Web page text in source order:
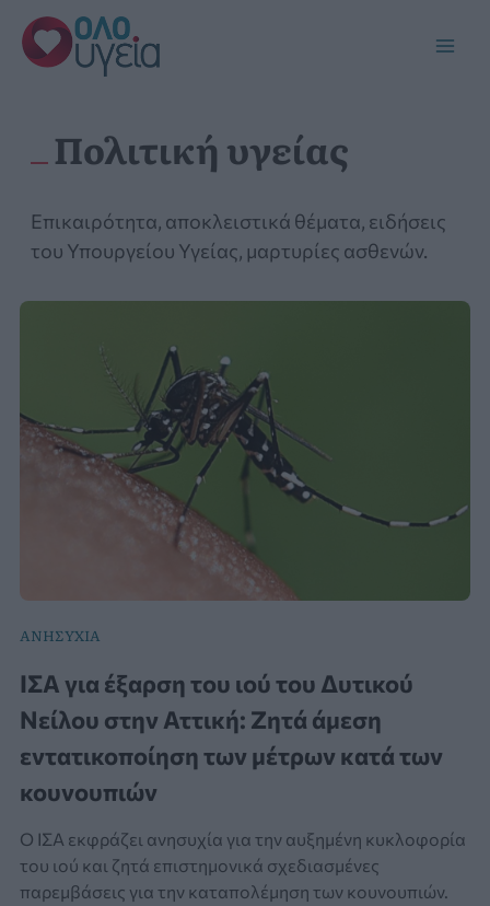
Μετάβαση
στο
περιεχόμενο
Πολιτική υγείας
Επικαιρότητα, αποκλειστικά θέματα, ειδήσεις
του Υπουργείου Υγείας, μαρτυρίες ασθενών.
ΑΝΗΣΥΧΙΑ
ΙΣΑ για έξαρση του ιού του Δυτικού
Νείλου στην Αττική: Ζητά άμεση
εντατικοποίηση των μέτρων κατά των
κουνουπιών
Ο ΙΣΑ εκφράζει ανησυχία για την αυξημένη κυκλοφορία
του ιού και ζητά επιστημονικά σχεδιασμένες
παρεμβάσεις για την καταπολέμηση των κουνουπιών.